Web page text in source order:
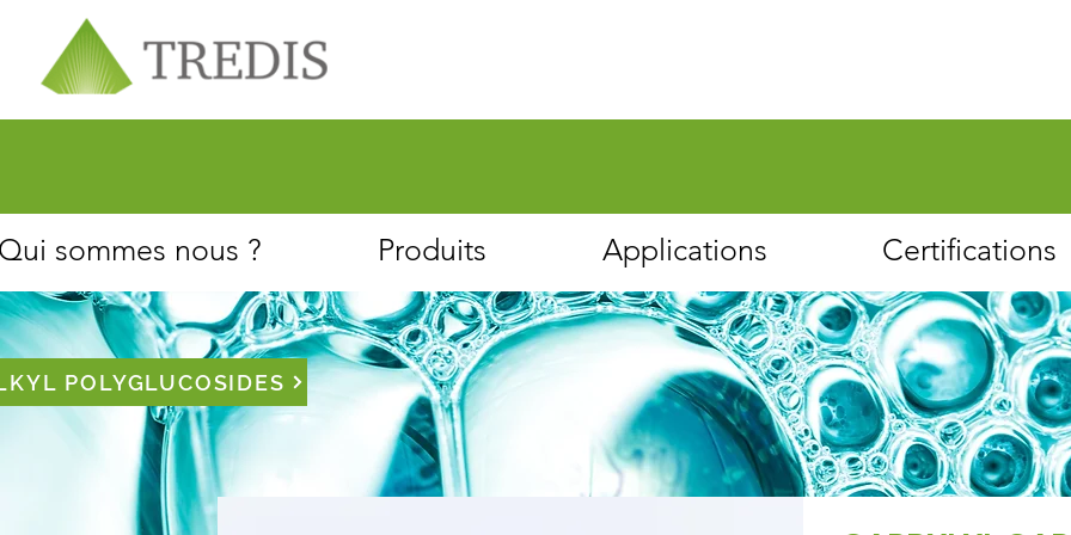
À propos
sommes nous ? Produits Applications Certifications
POLYGLUCOSIDES